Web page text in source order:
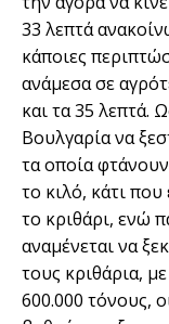
33 λεπτά
κάποιες
ανάμεσα σε
και τα 35 λεπτά.
Βουλγαρία να
τα οποία
το κιλό, κάτι
το κριθάρι, ενώ
αναμένεται να
τους κριθάρια,
600.000 τόνους,